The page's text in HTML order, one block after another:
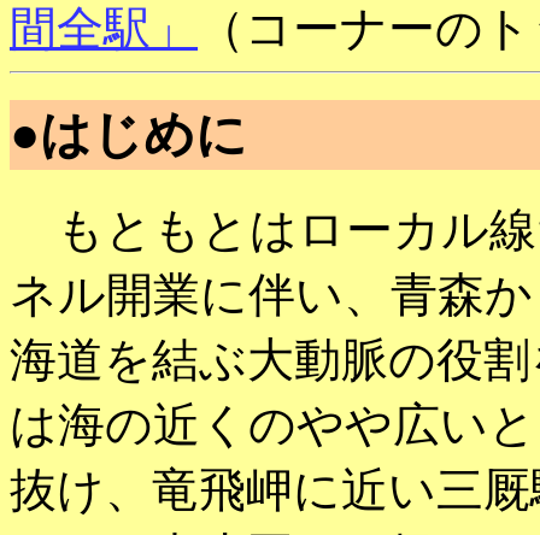
間全駅」
（コーナーの
●はじめに
もともとはローカル
ネル開業に伴い、青森
海道を結ぶ大動脈の役
は海の近くのやや広い
抜け、竜飛岬に近い三